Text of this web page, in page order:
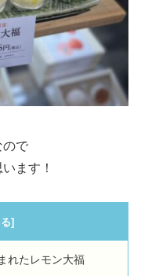
ので
ます！
れたレモン大福